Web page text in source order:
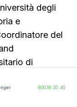
degli
e
del
di
Forza per
Ritorno allo
della
800.19.35.40